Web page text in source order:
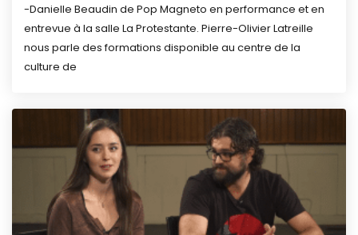
-Danielle Beaudin de Pop Magneto en performance et en
entrevue à la salle La Protestante. Pierre-Olivier Latreille
nous parle des formations disponible au centre de la
culture de